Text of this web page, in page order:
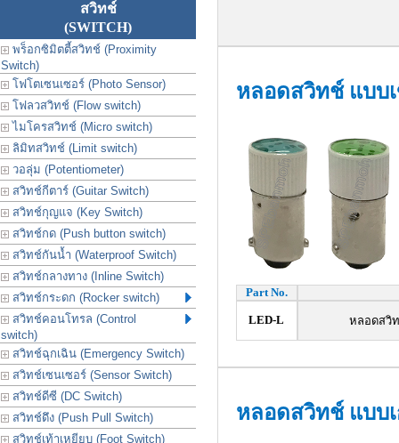
สวิทช์
(SWITCH)
พร็อกซิมิตตี้สวิทช์ (Proximity
Switch)
โฟโตเซนเซอร์ (Photo Sensor)
โฟลวสวิทช์ (Flow switch)
ไมโครสวิทช์ (Micro switch)
ลิมิทสวิทช์ (Limit switch)
วอลุ่ม (Potentiometer)
สวิทช์กีตาร์ (Guitar Switch)
สวิทช์กุญแจ (Key Switch)
สวิทช์กด (Push button switch)
สวิทช์กันน้ำ (Waterproof Switch)
สวิทช์กลางทาง (Inline Switch)
สวิทช์กระดก (Rocker switch)
สวิทช์คอนโทรล (Control
switch)
สวิทช์ฉุกเฉิน (Emergency Switch)
สวิทช์เซนเซอร์ (Sensor Switch)
สวิทช์ดีซี (DC Switch)
สวิทช์ดึง (Push Pull Switch)
สวิทช์เท้าเหยียบ (Foot Switch)
หลอดสวิทช์ แบบ
Part No.
LED-L หลอดสวิท
หลอดสวิทช์ แบบเ